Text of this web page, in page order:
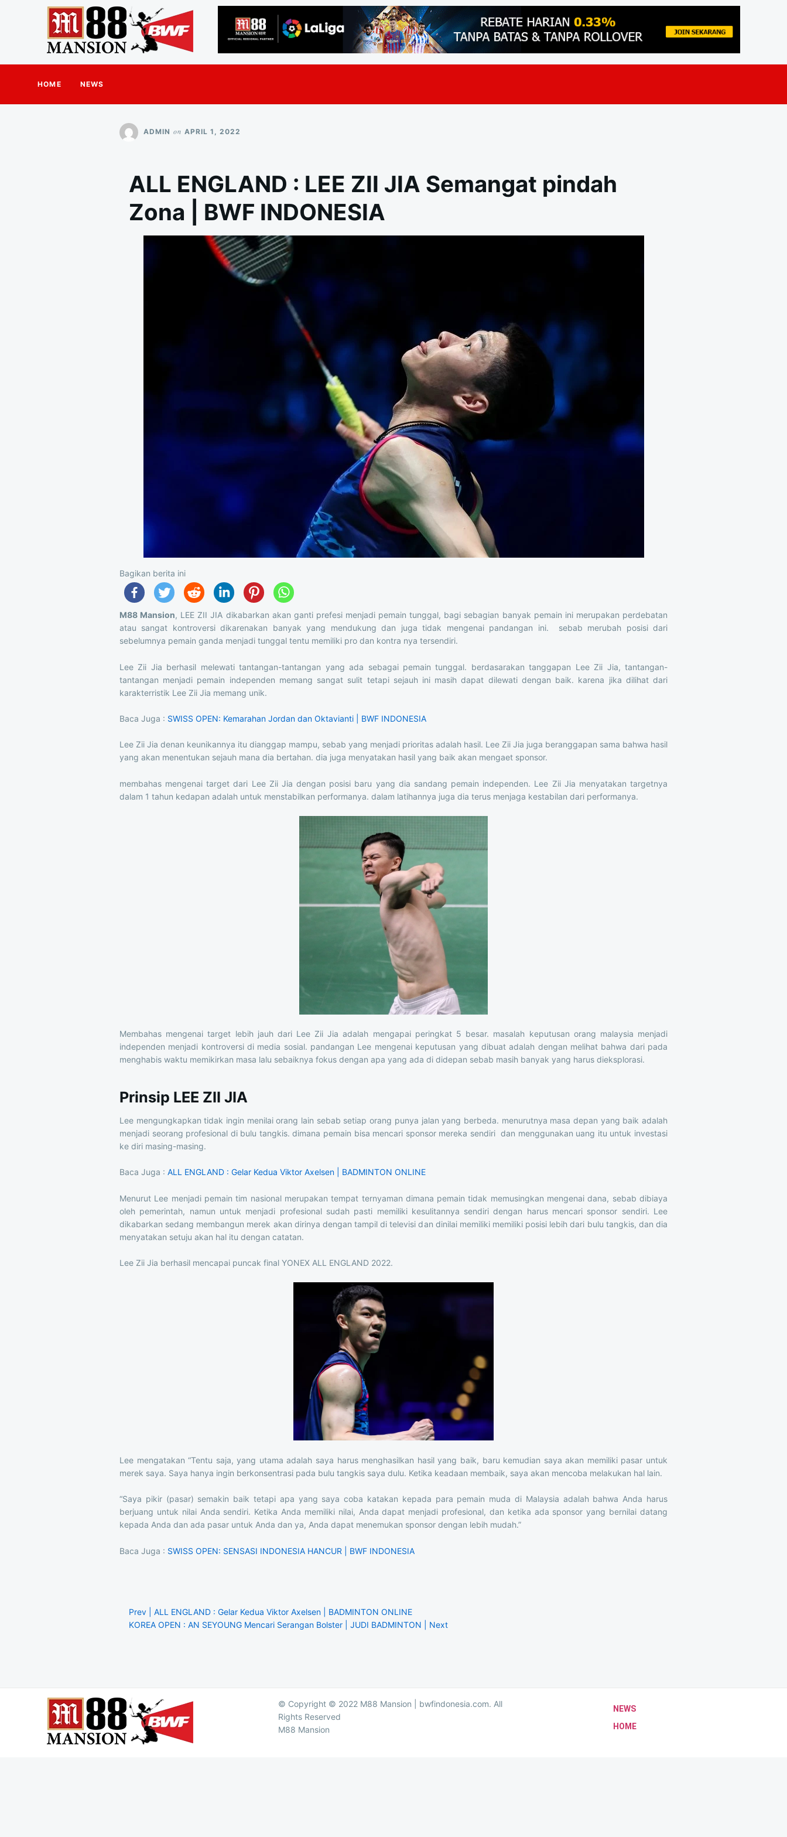
HOME NEWS
ADMIN on APRIL 1, 2022
ALL ENGLAND : LEE ZII JIA Semangat pindah
Zona | BWF INDONESIA
Bagikan berita ini
M88 Mansion, LEE ZII JIA dikabarkan akan ganti prefesi menjadi pemain tunggal, bagi sebagian banyak pemain ini merupakan perdebatan
atau sangat kontroversi dikarenakan banyak yang mendukung dan juga tidak mengenai pandangan ini. sebab merubah posisi dari
sebelumnya pemain ganda menjadi tunggal tentu memiliki pro dan kontra nya tersendiri.
Lee Zii Jia berhasil melewati tantangan-tantangan yang ada sebagai pemain tunggal. berdasarakan tanggapan Lee Zii Jia, tantangan-
tantangan menjadi pemain independen memang sangat sulit tetapi sejauh ini masih dapat dilewati dengan baik. karena jika dilihat dari
karakterristik Lee Zii Jia memang unik.
Baca Juga : SWISS OPEN: Kemarahan Jordan dan Oktavianti | BWF INDONESIA
Lee Zii Jia denan keunikannya itu dianggap mampu, sebab yang menjadi prioritas adalah hasil. Lee Zii Jia juga beranggapan sama bahwa hasil
yang akan menentukan sejauh mana dia bertahan. dia juga menyatakan hasil yang baik akan mengaet sponsor.
membahas mengenai target dari Lee Zii Jia dengan posisi baru yang dia sandang pemain independen. Lee Zii Jia menyatakan targetnya
dalam 1 tahun kedapan adalah untuk menstabilkan performanya. dalam latihannya juga dia terus menjaga kestabilan dari performanya.
Membahas mengenai target lebih jauh dari Lee Zii Jia adalah mengapai peringkat 5 besar. masalah keputusan orang malaysia menjadi
independen menjadi kontroversi di media sosial. pandangan Lee mengenai keputusan yang dibuat adalah dengan melihat bahwa dari pada
menghabis waktu memikirkan masa lalu sebaiknya fokus dengan apa yang ada di didepan sebab masih banyak yang harus dieksplorasi.
Prinsip LEE ZII JIA
Lee mengungkapkan tidak ingin menilai orang lain sebab setiap orang punya jalan yang berbeda. menurutnya masa depan yang baik adalah
menjadi seorang profesional di bulu tangkis. dimana pemain bisa mencari sponsor mereka sendiri dan menggunakan uang itu untuk investasi
ke diri masing-masing.
Baca Juga : ALL ENGLAND : Gelar Kedua Viktor Axelsen | BADMINTON ONLINE
Menurut Lee menjadi pemain tim nasional merupakan tempat ternyaman dimana pemain tidak memusingkan mengenai dana, sebab dibiaya
oleh pemerintah, namun untuk menjadi profesional sudah pasti memiliki kesulitannya sendiri dengan harus mencari sponsor sendiri. Lee
dikabarkan sedang membangun merek akan dirinya dengan tampil di televisi dan dinilai memiliki memiliki posisi lebih dari bulu tangkis, dan dia
menyatakan setuju akan hal itu dengan catatan.
Lee Zii Jia berhasil mencapai puncak final YONEX ALL ENGLAND 2022.
Lee mengatakan “Tentu saja, yang utama adalah saya harus menghasilkan hasil yang baik, baru kemudian saya akan memiliki pasar untuk
merek saya. Saya hanya ingin berkonsentrasi pada bulu tangkis saya dulu. Ketika keadaan membaik, saya akan mencoba melakukan hal lain.
“Saya pikir (pasar) semakin baik tetapi apa yang saya coba katakan kepada para pemain muda di Malaysia adalah bahwa Anda harus
berjuang untuk nilai Anda sendiri. Ketika Anda memiliki nilai, Anda dapat menjadi profesional, dan ketika ada sponsor yang bernilai datang
kepada Anda dan ada pasar untuk Anda dan ya, Anda dapat menemukan sponsor dengan lebih mudah.”
Baca Juga : SWISS OPEN: SENSASI INDONESIA HANCUR | BWF INDONESIA
Prev | ALL ENGLAND : Gelar Kedua Viktor Axelsen | BADMINTON ONLINE
KOREA OPEN : AN SEYOUNG Mencari Serangan Bolster | JUDI BADMINTON | Next
© Copyright © 2022 M88 Mansion | bwfindonesia.com. All
Rights Reserved
M88 Mansion
NEWS
HOME